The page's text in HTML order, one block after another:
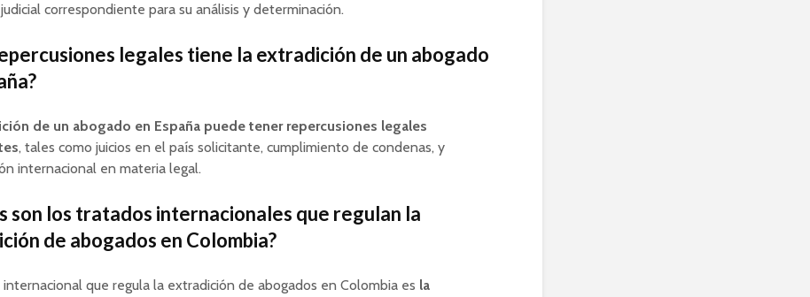
correspondiente para su análisis y determinación.
legales tiene la extradición de un abogado
de un abogado en España puede tener repercusiones legales
, tales como juicios en el país solicitante, cumplimiento de condenas, y
internacional en materia legal.
son los tratados internacionales que regulan la
de abogados en Colombia?
que regula la extradición de abogados en Colombia es la